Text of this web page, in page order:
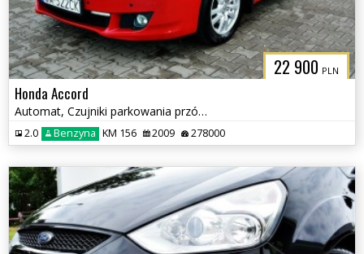
22 900 PLN
Honda Accord
Automat, Czujniki parkowania przód i tył, Klimatyzacja
2.0 Benzyna KM 156 2009 278000